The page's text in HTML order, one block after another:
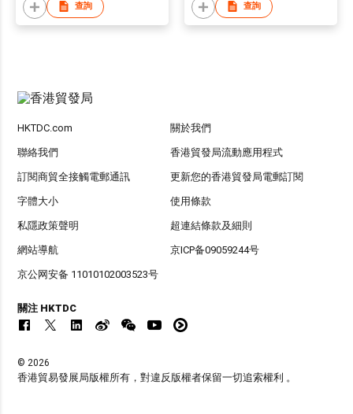
查詢 查詢
HKTDC.com 關於我們
聯絡我們 香港貿發局流動應用程式
訂閱商貿全接觸電郵通訊 更新您的香港貿發局電郵訂閱
字體大小 使用條款
私隱政策聲明 超連結條款及細則
網站導航 京ICP备09059244号
京公网安备 11010102003523号
關注 HKTDC
© 2026
香港貿易發展局版權所有，對違反版權者保留一切追索權利 。